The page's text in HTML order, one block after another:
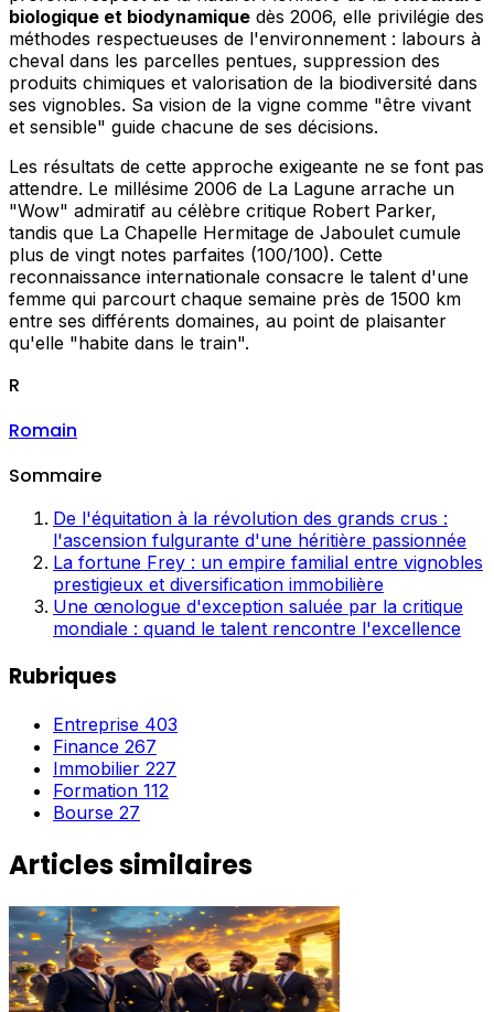
biologique et biodynamique dès 2006, elle privilégie des
méthodes respectueuses de l'environnement : labours à
cheval dans les parcelles pentues, suppression des
produits chimiques et valorisation de la biodiversité dans
ses vignobles. Sa vision de la vigne comme "être vivant
et sensible" guide chacune de ses décisions.
Les résultats de cette approche exigeante ne se font pas
attendre. Le millésime 2006 de La Lagune arrache un
"Wow" admiratif au célèbre critique Robert Parker,
tandis que La Chapelle Hermitage de Jaboulet cumule
plus de vingt notes parfaites (100/100). Cette
reconnaissance internationale consacre le talent d'une
femme qui parcourt chaque semaine près de 1500 km
entre ses différents domaines, au point de plaisanter
qu'elle "habite dans le train".
R
Romain
Sommaire
De l'équitation à la révolution des grands crus :
l'ascension fulgurante d'une héritière passionnée
La fortune Frey : un empire familial entre vignobles
prestigieux et diversification immobilière
Une œnologue d'exception saluée par la critique
mondiale : quand le talent rencontre l'excellence
Rubriques
Entreprise 403
Finance 267
Immobilier 227
Formation 112
Bourse 27
Articles similaires